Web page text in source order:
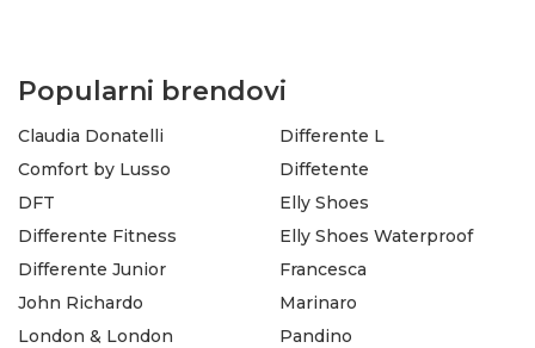
Popularni brendovi
Claudia Donatelli
Comfort by Lusso
DFT
Differente Fitness
Differente Junior
Differente L
Diffetente
Elly Shoes
Elly Shoes Waterproof
Francesca
John Richardo
London & London
Marinaro
Pandino